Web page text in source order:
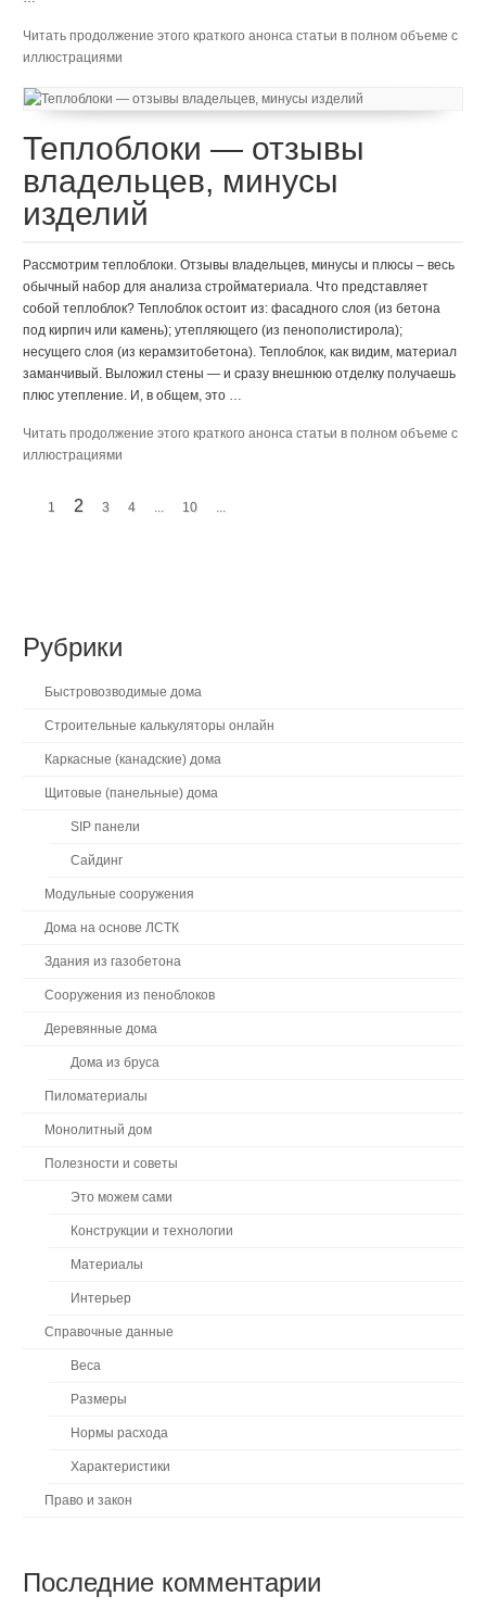
Читать продолжение этого краткого анонса статьи в полном объеме с
иллюстрациями
Теплоблоки — отзывы
владельцев, минусы
изделий
Рассмотрим теплоблоки. Отзывы владельцев, минусы и плюсы – весь
обычный набор для анализа стройматериала. Что представляет
собой теплоблок? Теплоблок остоит из: фасадного слоя (из бетона
под кирпич или камень); утепляющего (из пенополистирола);
несущего слоя (из керамзитобетона). Теплоблок, как видим, материал
заманчивый. Выложил стены — и сразу внешнюю отделку получаешь
плюс утепление. И, в общем, это …
Читать продолжение этого краткого анонса статьи в полном объеме с
иллюстрациями
1 2 3 4 10
Рубрики
Быстровозводимые дома
Строительные калькуляторы онлайн
Каркасные (канадские) дома
Щитовые (панельные) дома
SIP панели
Сайдинг
Модульные сооружения
Дома на основе ЛСТК
Здания из газобетона
Сооружения из пеноблоков
Деревянные дома
Дома из бруса
Пиломатериалы
Монолитный дом
Полезности и советы
Это можем сами
Конструкции и технологии
Материалы
Интерьер
Справочные данные
Веса
Размеры
Нормы расхода
Характеристики
Право и закон
Последние комментарии